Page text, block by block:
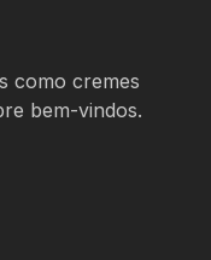
como cremes
bem-vindos.